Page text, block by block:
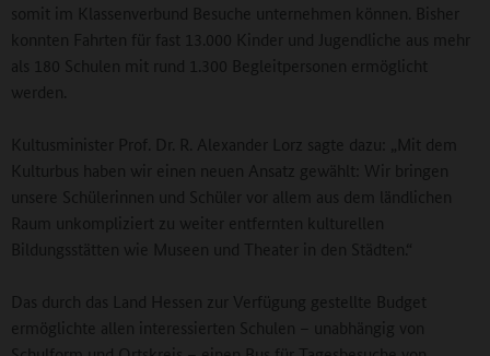
somit im Klassenverbund Besuche unternehmen können. Bisher
konnten Fahrten für fast 13.000 Kinder und Jugendliche aus mehr
als 180 Schulen mit rund 1.300 Begleitpersonen ermöglicht
werden.
Kultusminister Prof. Dr. R. Alexander Lorz sagte dazu: „Mit dem
Kulturbus haben wir einen neuen Ansatz gewählt: Wir bringen
unsere Schülerinnen und Schüler vor allem aus dem ländlichen
Raum unkompliziert zu weiter entfernten kulturellen
Bildungsstätten wie Museen und Theater in den Städten.“
Das durch das Land Hessen zur Verfügung gestellte Budget
ermöglichte allen interessierten Schulen – unabhängig von